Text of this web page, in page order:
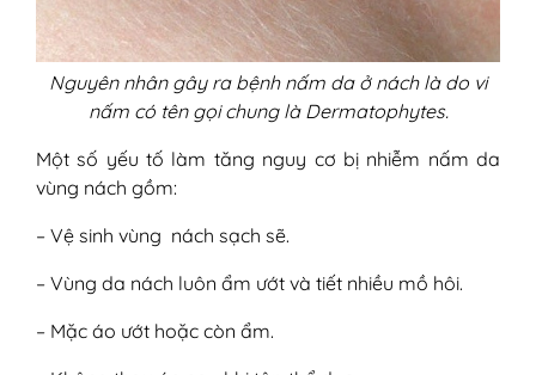
Nguyên nhân gây ra bệnh nấm da ở nách là do vi
nấm có tên gọi chung là Dermatophytes.
Một số yếu tố làm tăng nguy cơ bị nhiễm nấm da
vùng nách gồm:
– Vệ sinh vùng nách sạch sẽ.
– Vùng da nách luôn ẩm ướt và tiết nhiều mồ hôi.
– Mặc áo ướt hoặc còn ẩm.